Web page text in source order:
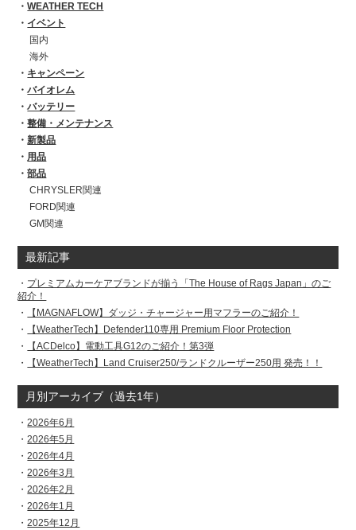
WEATHER TECH
イベント
国内
海外
キャンペーン
バイオレム
バッテリー
整備・メンテナンス
新製品
用品
部品
CHRYSLER関連
FORD関連
GM関連
最新記事
プレミアムカーケアブランドが揃う「The House of Rags Japan」のご
紹介！
【MAGNAFLOW】ダッジ・チャージャー用マフラーのご紹介！
【WeatherTech】Defender110専用 Premium Floor Protection
【ACDelco】電動工具G12のご紹介！第3弾
【WeatherTech】Land Cruiser250/ランドクルーザー250用 発売！！
月別アーカイブ（過去1年）
2026年6月
2026年5月
2026年4月
2026年3月
2026年2月
2026年1月
2025年12月